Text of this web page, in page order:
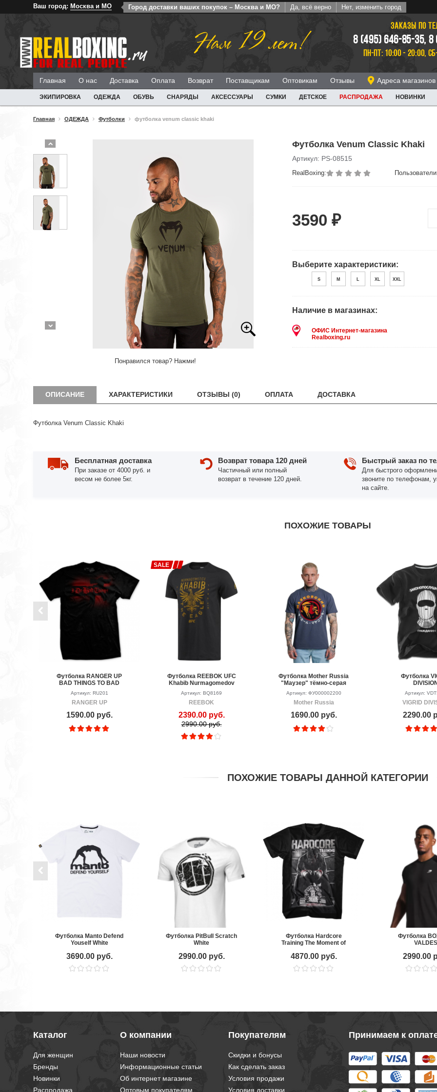
Ваш город: Москва и МО Город доставки ваших покупок – Москва и МО? Да, всё верно Нет, изменить город
Нам 19 лет! ЗАКАЗЫ ПО
8 (495) 646-85-35, 8
ПН-ПТ: 10:00 - 20:00,
Главная О нас Доставка Оплата Возврат Поставщикам Оптовикам Отзывы Адреса магазинов
ЭКИПИРОВКА ОДЕЖДА ОБУВЬ СНАРЯДЫ АКСЕССУАРЫ СУМКИ ДЕТСКОЕ РАСПРОДАЖА НОВИНКИ
Главная ОДЕЖДА Футболки футболка venum classic khaki
Понравился товар? Нажми!
Футболка Venum Classic Khaki
Артикул: PS-08515
RealBoxing:
3590 ₽
Выберите характеристики:
S M L XL XXL
Наличие в магазинах:
ОФИС Интернет-магазина
Realboxing.ru
ОПИСАНИЕ ХАРАКТЕРИСТИКИ ОТЗЫВЫ (0) ОПЛАТА ДОСТАВКА
Футболка Venum Classic Khaki
Бесплатная доставка
При заказе от 4000 руб. и
весом не более 5кг.
Возврат товара 120 дней
Частичный или полный
возврат в течение 120 дней.
Быстрый заказ по
Для быстрого
звоните по телефонам,
на сайте.
ПОХОЖИЕ ТОВАРЫ
Футболка RANGER UP
BAD THINGS TO BAD
PEOPLE
Артикул: RU201
RANGER UP
1590.00 руб.
SALE
Футболка REEBOK UFC
Khabib Nurmagomedov
Артикул: BQ8169
REEBOK
2390.00 руб.
2990.00 руб.
Футболка Mother Russia
"Маузер" тёмно-серая
Артикул: ФУ000002200
Mother Russia
1690.00 руб.
Футболка
DIVISION
Артикул:
VIGRID
2290.00
ПОХОЖИЕ ТОВАРЫ ДАННОЙ КАТЕГОРИИ
Футболка Manto Defend
Youself White
3690.00 руб.
Футболка PitBull Scratch
White
2990.00 руб.
Футболка Hardcore
Training The Moment of
4870.00 руб.
Футболка
VALDES
2990.00
Каталог
Для женщин
Бренды
Новинки
Распродажа
О компании
Наши новости
Информационные статьи
Об интернет магазине
Оптовым покупателям
Покупателям
Скидки и бонусы
Как сделать заказ
Условия продажи
Условия доставки
Принимаем к